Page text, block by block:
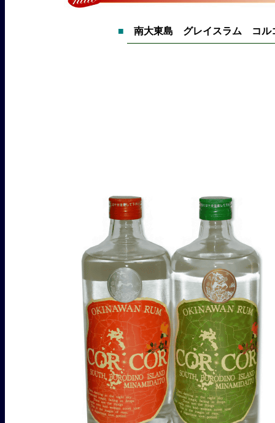
■ 南大東島 グレイスラム コル